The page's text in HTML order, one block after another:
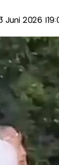
Juni 2026